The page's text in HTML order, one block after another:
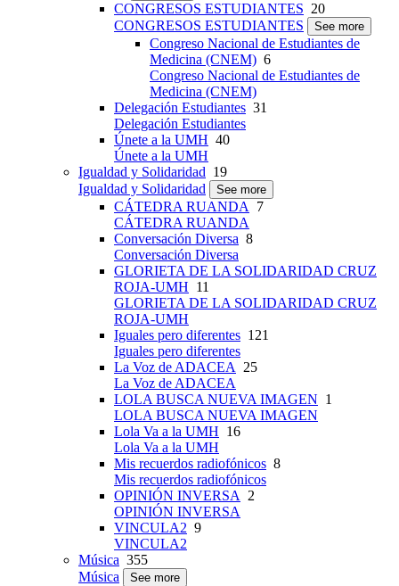
CONGRESOS ESTUDIANTES 20
CONGRESOS ESTUDIANTES
See more
Congreso Nacional de Estudiantes de
Medicina (CNEM) 6
Congreso Nacional de Estudiantes de
Medicina (CNEM)
Delegación Estudiantes 31
Delegación Estudiantes
Únete a la UMH 40
Únete a la UMH
Igualdad y Solidaridad 19
Igualdad y Solidaridad
See more
CÁTEDRA RUANDA
7
CÁTEDRA RUANDA
Conversación Diversa 8
Conversación Diversa
GLORIETA DE LA SOLIDARIDAD CRUZ
ROJA-UMH 11
GLORIETA DE LA SOLIDARIDAD CRUZ
ROJA-UMH
Iguales pero diferentes 121
Iguales pero diferentes
La Voz de ADACEA
25
La Voz de ADACEA
LOLA BUSCA NUEVA IMAGEN 1
LOLA BUSCA NUEVA IMAGEN
Lola Va a la UMH 16
Lola Va a la UMH
Mis recuerdos radiofónicos 8
Mis recuerdos radiofónicos
OPINIÓN INVERSA
2
OPINIÓN INVERSA
VINCULA2 9
VINCULA2
Música 355
Música
See more